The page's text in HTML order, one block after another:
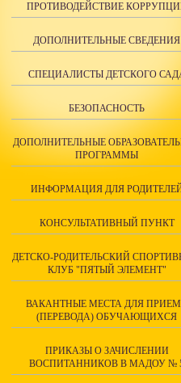
ПРОТИВОДЕЙСТВИЕ
ДОПОЛНИТЕЛЬНЫЕ СВЕДЕНИЯ
СПЕЦИАЛИСТЫ ДЕТСКОГО
БЕЗОПАСНОСТЬ
ДОПОЛНИТЕЛЬНЫЕ
ПРОГРАММЫ
ИНФОРМАЦИЯ ДЛЯ
КОНСУЛЬТАТИВНЫЙ ПУНКТ
ДЕТСКО-РОДИТЕЛЬСКИЙ
КЛУБ "ПЯТЫЙ ЭЛЕМЕНТ"
ВАКАНТНЫЕ МЕСТА ДЛЯ
(ПЕРЕВОДА) ОБУЧАЮЩИХСЯ
ПРИКАЗЫ О ЗАЧИСЛЕНИИ
ВОСПИТАННИКОВ В МАДОУ №